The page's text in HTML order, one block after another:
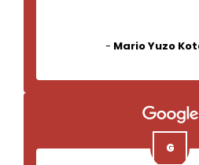
- Mario Yuzo